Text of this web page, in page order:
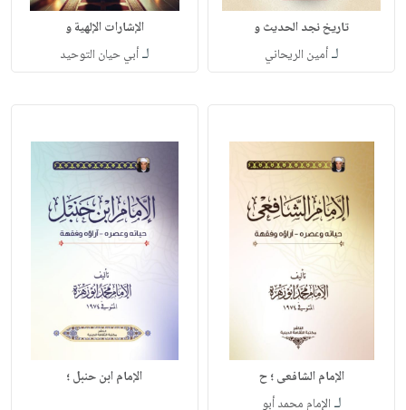
تاريخ نجد الحديث و
لـأمين الريحاني
الإشارات الإلهية و
لـأبي حيان التوحيد
الإمام الشافعى ؛ ح
لـ الإمام محمد أبو
الإمام ابن حنبل ؛